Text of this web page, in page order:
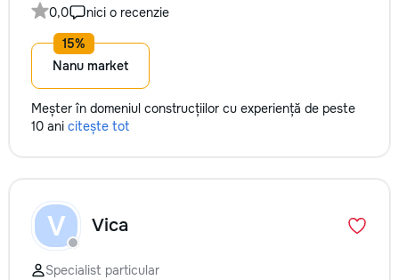
0,0
nici o recenzie
Nanu market
Meșter în domeniul construcțiilor cu experiență de peste
10 ani citește tot
V Vica
Specialist particular